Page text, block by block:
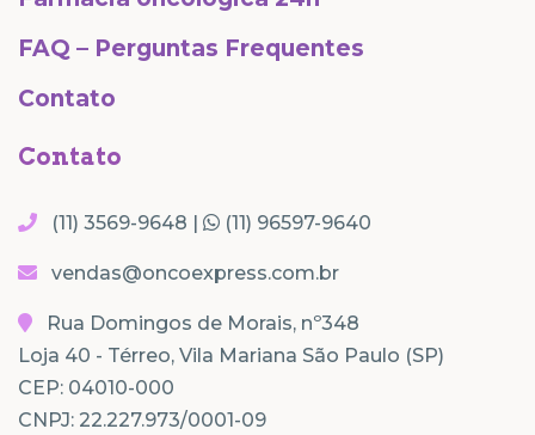
FAQ – Perguntas Frequentes
Contato
Contato
(11) 3569-9648 | (11) 96597-9640
vendas@oncoexpress.com.br
Rua Domingos de Morais, nº348
Loja 40 - Térreo, Vila Mariana São Paulo (SP)
CEP: 04010-000
CNPJ: 22.227.973/0001-09